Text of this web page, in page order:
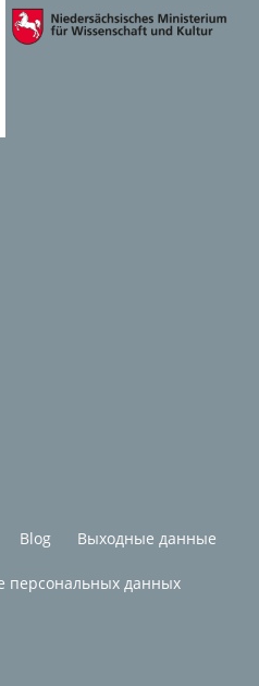
Blog Выходные данные
персональных данных